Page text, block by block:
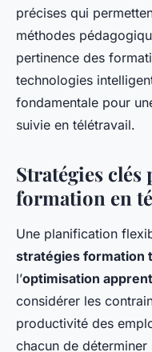
précises qui
méthodes
pertinence des
technologies
fondamentale pour
suivie en télétravail.
Stratégies
formation en
Une planification
stratégies formation
l’optimisation
considérer les
productivité des
chacun de